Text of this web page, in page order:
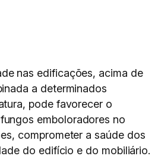
nas edificações, acima de
a determinados
pode favorecer o
emboloradores no
comprometer a saúde dos
do edifício e do mobiliário.